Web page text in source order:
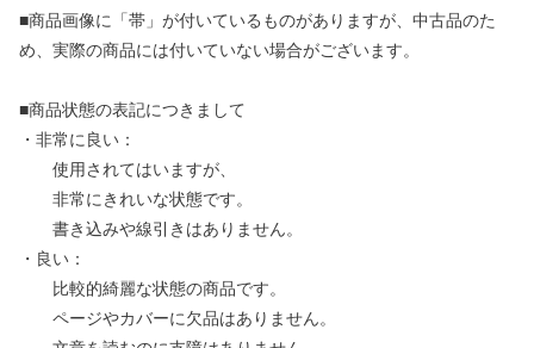
■商品画像に「帯」が付いているものがありますが、中古品のた
め、実際の商品には付いていない場合がございます。
■商品状態の表記につきまして
・非常に良い：
使用されてはいますが、
非常にきれいな状態です。
書き込みや線引きはありません。
・良い：
比較的綺麗な状態の商品です。
ページやカバーに欠品はありません。